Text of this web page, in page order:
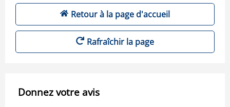
Retour à la page d'accueil
Rafraîchir la page
Donnez votre avis